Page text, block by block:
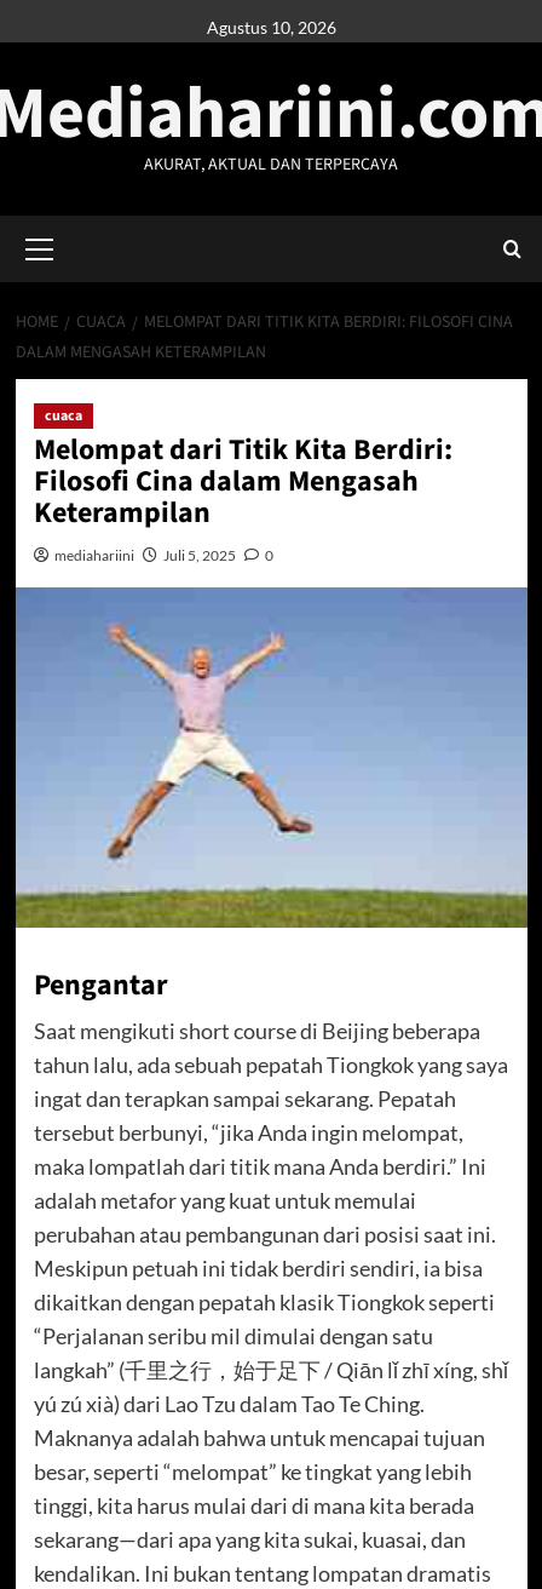
to
Agustus 10, 2026
AKURAT, AKTUAL DAN TERPERCAYA
Menu
HOME CUACA
MELOMPAT DARI TITIK KITA BERDIRI: FILOSOFI CINA
DALAM MENGASAH KETERAMPILAN
cuaca
Melompat dari Titik Kita Berdiri:
Filosofi Cina dalam Mengasah
Keterampilan
mediahariini Juli 5, 2025 0
Pengantar
Saat mengikuti short course di Beijing beberapa
tahun lalu, ada sebuah pepatah Tiongkok yang saya
ingat dan terapkan sampai sekarang. Pepatah
tersebut berbunyi, “jika Anda ingin melompat,
maka lompatlah dari titik mana Anda berdiri.” Ini
adalah metafor yang kuat untuk memulai
perubahan atau pembangunan dari posisi saat ini.
Meskipun petuah ini tidak berdiri sendiri, ia bisa
dikaitkan dengan pepatah klasik Tiongkok seperti
“Perjalanan seribu mil dimulai dengan satu
langkah” (千里之行，始于足下 / Qiān lǐ zhī xíng, shǐ
yú zú xià) dari Lao Tzu dalam Tao Te Ching.
Maknanya adalah bahwa untuk mencapai tujuan
besar, seperti “melompat” ke tingkat yang lebih
tinggi, kita harus mulai dari di mana kita berada
sekarang—dari apa yang kita sukai, kuasai, dan
kendalikan. Ini bukan tentang lompatan dramatis